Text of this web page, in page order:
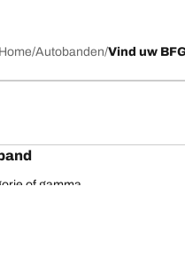
Home Autobanden Vind uw
of gamma